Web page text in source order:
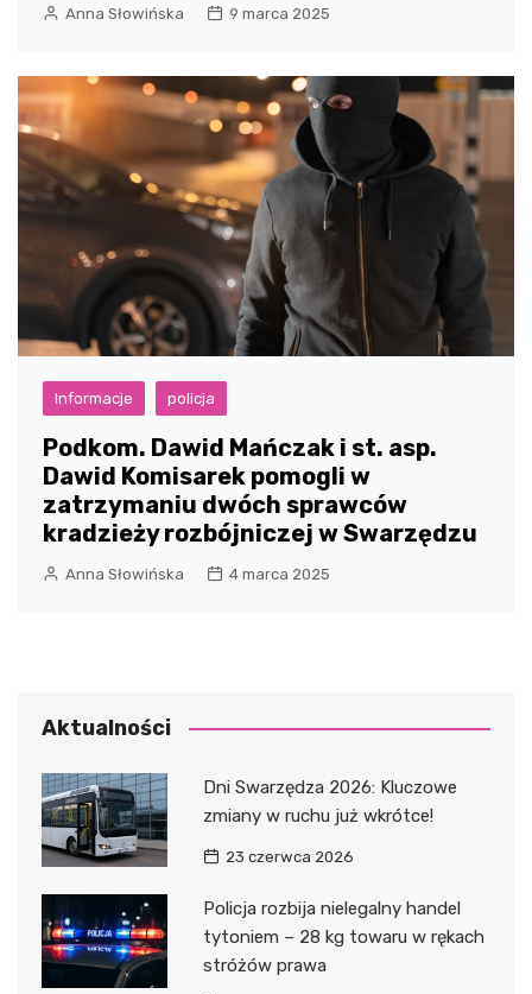
Anna Słowińska 9 marca 2025
Informacje policja
Podkom. Dawid Mańczak i st. asp.
Dawid Komisarek pomogli w
zatrzymaniu dwóch sprawców
kradzieży rozbójniczej w Swarzędzu
Anna Słowińska 4 marca 2025
Aktualności
Dni Swarzędza 2026: Kluczowe
zmiany w ruchu już wkrótce!
23 czerwca 2026
Policja rozbija nielegalny handel
tytoniem – 28 kg towaru w rękach
stróżów prawa